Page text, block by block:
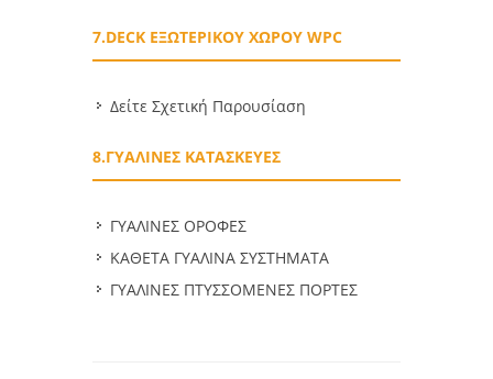
7.DECK ΕΞΩΤΕΡΙΚΟΥ ΧΩΡΟΥ WPC
Δείτε Σχετική Παρουσίαση
8.ΓΥΑΛΙΝΕΣ ΚΑΤΑΣΚΕΥΕΣ
ΓΥΑΛΙΝΕΣ ΟΡΟΦΕΣ
ΚΑΘΕΤΑ ΓΥΑΛΙΝΑ ΣΥΣΤΗΜΑΤΑ
ΓΥΑΛΙΝΕΣ ΠΤΥΣΣΟΜΕΝΕΣ ΠΟΡΤΕΣ